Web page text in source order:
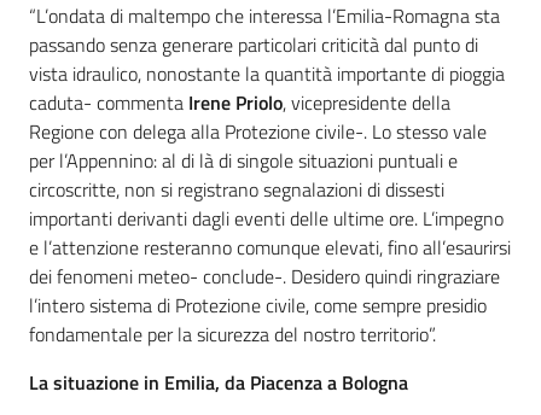
“L’ondata di maltempo che interessa l’Emilia-Romagna sta
passando senza generare particolari criticità dal punto di
vista idraulico, nonostante la quantità importante di pioggia
caduta- commenta Irene Priolo, vicepresidente della
Regione con delega alla Protezione civile-. Lo stesso vale
per l’Appennino: al di là di singole situazioni puntuali e
circoscritte, non si registrano segnalazioni di dissesti
importanti derivanti dagli eventi delle ultime ore. L’impegno
e l’attenzione resteranno comunque elevati, fino all’esaurirsi
dei fenomeni meteo- conclude-. Desidero quindi ringraziare
l’intero sistema di Protezione civile, come sempre presidio
fondamentale per la sicurezza del nostro territorio”.
La situazione in Emilia, da Piacenza a Bologna